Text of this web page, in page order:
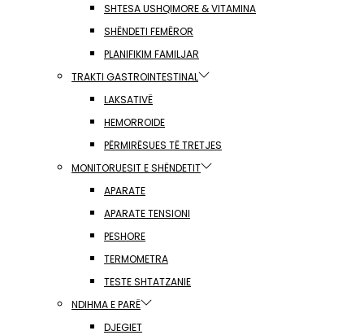
SHTESA USHQIMORE & VITAMINA
SHËNDETI FEMËROR
PLANIFIKIM FAMILJAR
TRAKTI GASTROINTESTINAL
LAKSATIVË
HEMORROIDE
PËRMIRËSUES TË TRETJES
MONITORUESIT E SHËNDETIT
APARATE
APARATE TENSIONI
PESHORE
TERMOMETRA
TESTE SHTATZANIE
NDIHMA E PARË
DJEGIET